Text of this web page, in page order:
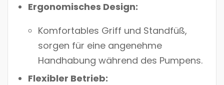
Ergonomisches Design:
Komfortables Griff und Standfüß,
sorgen für eine angenehme
Handhabung während des Pumpens.
Flexibler Betrieb: